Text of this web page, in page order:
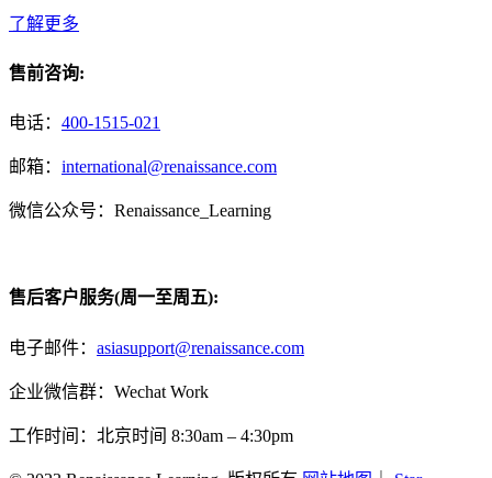
了解更多
售前咨询:
电话： 400-1515-021
邮箱： international@renaissance.com
微信公众号：Renaissance_Learning
售后客户服务(周一至周五):
电子邮件： asiasupport@renaissance.com
企业微信群：Wechat Work
工作时间：北京时间 8:30am – 4:30pm